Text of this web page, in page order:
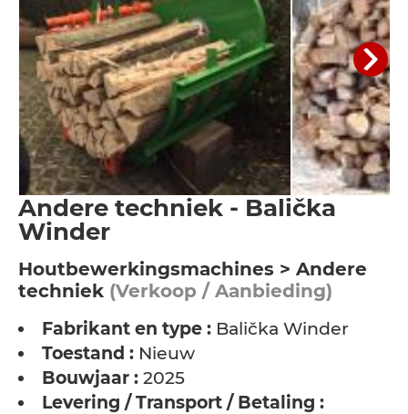
Andere techniek - Balička
Winder
Houtbewerkingsmachines > Andere
techniek (Verkoop / Aanbieding)
Fabrikant en type : Balička Winder
Toestand : Nieuw
Bouwjaar : 2025
Levering / Transport / Betaling :